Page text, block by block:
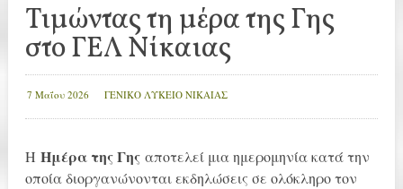
Τιμώντας τη μέρα της Γης
στο ΓΕΛ Νίκαιας
7 Μαΐου 2026 ΓΕΝΙΚΟ ΛΥΚΕΙΟ ΝΙΚΑΙΑΣ
Η Ημέρα της Γηςαποτελεί μια ημερομηνία κατά την
οποία διοργανώνονται εκδηλώσεις σε ολόκληρο τον